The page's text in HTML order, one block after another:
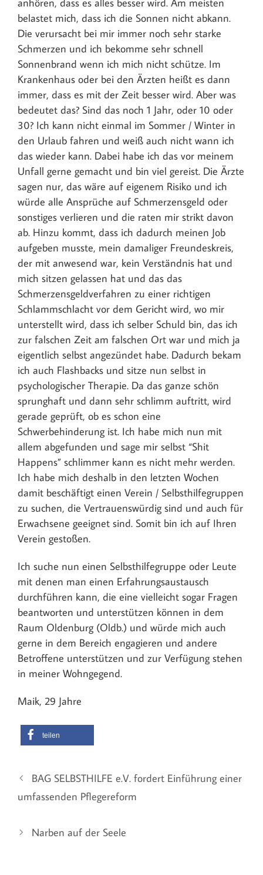
anhören, dass es alles besser wird. Am meisten
belastet mich, dass ich die Sonnen nicht abkann.
Die verursacht bei mir immer noch sehr starke
Schmerzen und ich bekomme sehr schnell
Sonnenbrand wenn ich mich nicht schütze. Im
Krankenhaus oder bei den Ärzten heißt es dann
immer, dass es mit der Zeit besser wird. Aber was
bedeutet das? Sind das noch 1 Jahr, oder 10 oder
30? Ich kann nicht einmal im Sommer / Winter in
den Urlaub fahren und weiß auch nicht wann ich
das wieder kann. Dabei habe ich das vor meinem
Unfall gerne gemacht und bin viel gereist. Die Ärzte
sagen nur, das wäre auf eigenem Risiko und ich
würde alle Ansprüche auf Schmerzensgeld oder
sonstiges verlieren und die raten mir strikt davon
ab. Hinzu kommt, dass ich dadurch meinen Job
aufgeben musste, mein damaliger Freundeskreis,
der mit anwesend war, kein Verständnis hat und
mich sitzen gelassen hat und das das
Schmerzensgeldverfahren zu einer richtigen
Schlammschlacht vor dem Gericht wird, wo mir
unterstellt wird, dass ich selber Schuld bin, das ich
zur falschen Zeit am falschen Ort war und mich ja
eigentlich selbst angezündet habe. Dadurch bekam
ich auch Flashbacks und sitze nun selbst in
psychologischer Therapie. Da das ganze schön
sprunghaft und dann sehr schlimm auftritt, wird
gerade geprüft, ob es schon eine
Schwerbehinderung ist. Ich habe mich nun mit
allem abgefunden und sage mir selbst “Shit
Happens” schlimmer kann es nicht mehr werden.
Ich habe mich deshalb in den letzten Wochen
damit beschäftigt einen Verein / Selbsthilfegruppen
zu suchen, die Vertrauenswürdig sind und auch für
Erwachsene geeignet sind. Somit bin ich auf Ihren
Verein gestoßen.
Ich suche nun einen Selbsthilfegruppe oder Leute
mit denen man einen Erfahrungsaustausch
durchführen kann, die eine vielleicht sogar Fragen
beantworten und unterstützen können in dem
Raum Oldenburg (Oldb.) und würde mich auch
gerne in dem Bereich engagieren und andere
Betroffene unterstützen und zur Verfügung stehen
in meiner Wohngegend.
Maik, 29 Jahre
teilen
BAG SELBSTHILFE e.V. fordert Einführung einer
umfassenden Pflegereform
Narben auf der Seele